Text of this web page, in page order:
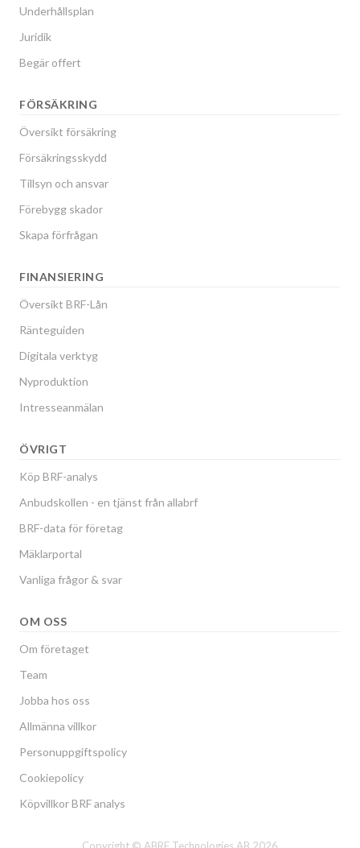
Underhållsplan
Juridik
Begär offert
FÖRSÄKRING
Översikt försäkring
Försäkringsskydd
Tillsyn och ansvar
Förebygg skador
Skapa förfrågan
FINANSIERING
Översikt BRF-Lån
Ränteguiden
Digitala verktyg
Nyproduktion
Intresseanmälan
ÖVRIGT
Köp BRF-analys
Anbudskollen - en tjänst från allabrf
BRF-data för företag
Mäklarportal
Vanliga frågor & svar
OM OSS
Om företaget
Team
Jobba hos oss
Allmänna villkor
Personuppgiftspolicy
Cookiepolicy
Köpvillkor BRF analys